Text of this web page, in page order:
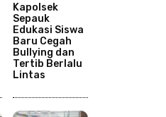
Kapolsek
Sepauk
Edukasi Siswa
Baru Cegah
Bullying dan
Tertib Berlalu
Lintas